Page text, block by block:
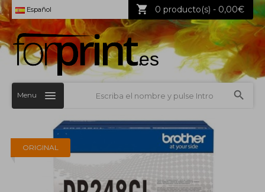
Español 0 producto(s) - 0,00€
Menu
ORIGINAL